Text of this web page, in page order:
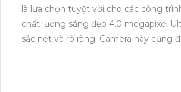
là lựa chọn tuyệt vời cho các công
chất lượng sáng đẹp 4.0 megapixel
sắc nét và rõ ràng. Camera này cũng